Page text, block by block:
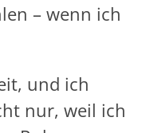
– wenn ich
und ich
nur, weil ich